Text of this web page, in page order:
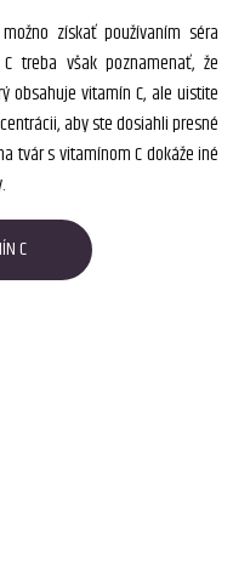
získať používaním séra
treba však poznamenať, že
obsahuje vitamín C, ale uistite
aby ste dosiahli presné
tvár s vitamínom C dokáže iné
C